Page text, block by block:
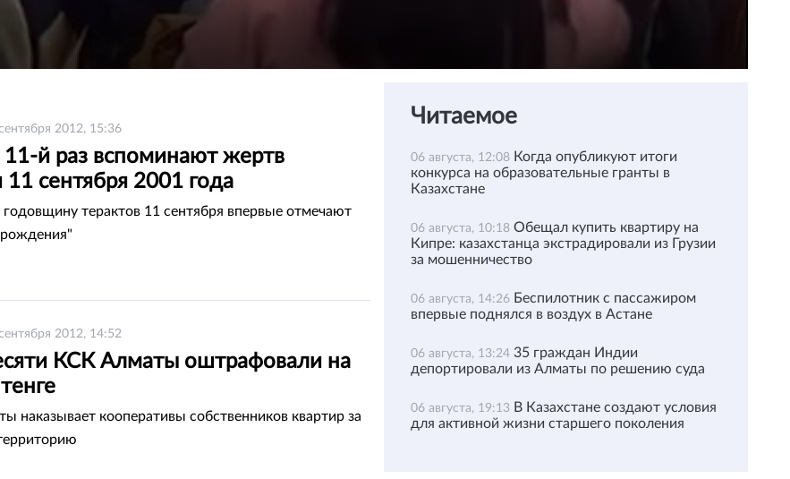
2012, 15:36
й раз вспоминают жертв
11 сентября 2001 года
терактов 11 сентября впервые отмечают
2012, 14:52
КСК Алматы оштрафовали на
наказывает кооперативы собственников квартир за
Читаемое
06 августа, 12:08 Когда опубликуют итоги
конкурса на образовательные гранты в
Казахстане
06 августа, 10:18 Обещал купить квартиру на
Кипре: казахстанца экстрадировали из Грузии
за мошенничество
06 августа, 14:26 Беспилотник с пассажиром
впервые поднялся в воздух в Астане
06 августа, 13:24 35 граждан Индии
депортировали из Алматы по решению суда
06 августа, 19:13 В Казахстане создают условия
для активной жизни старшего поколения